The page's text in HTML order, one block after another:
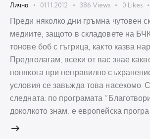
Лично 01.11.2012 386 Views 0 Likes
Преди няколко дни гръмна чутовен
медиите, защото в складовете на
тонове боб с гъгрица, както казва
Предполагам, всеки от вас знае
понякога при неправилно
условия се завъжда това насекомо.
следната: по програмата
доколкото знам, е европейска